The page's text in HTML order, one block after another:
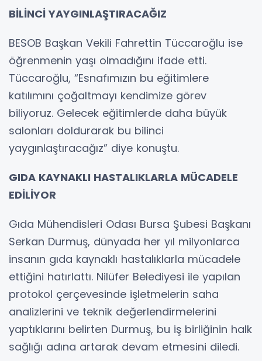
BİLİNCİ YAYGINLAŞTIRACAĞIZ
BESOB Başkan Vekili Fahrettin Tüccaroğlu ise
öğrenmenin yaşı olmadığını ifade etti.
Tüccaroğlu, “Esnafımızın bu eğitimlere
katılımını çoğaltmayı kendimize görev
biliyoruz. Gelecek eğitimlerde daha büyük
salonları doldurarak bu bilinci
yaygınlaştıracağız” diye konuştu.
GIDA KAYNAKLI HASTALIKLARLA MÜCADELE
EDİLİYOR
Gıda Mühendisleri Odası Bursa Şubesi Başkanı
Serkan Durmuş, dünyada her yıl milyonlarca
insanın gıda kaynaklı hastalıklarla mücadele
ettiğini hatırlattı. Nilüfer Belediyesi ile yapılan
protokol çerçevesinde işletmelerin saha
analizlerini ve teknik değerlendirmelerini
yaptıklarını belirten Durmuş, bu iş birliğinin halk
sağlığı adına artarak devam etmesini diledi.